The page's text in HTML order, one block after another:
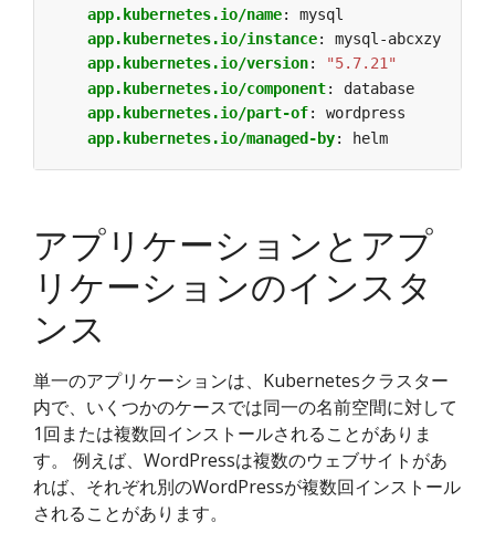
app.kubernetes.io/name:
mysql
app.kubernetes.io/instance:
mysql-abcxzy
app.kubernetes.io/version:
"5.7.21"
app.kubernetes.io/component:
database
app.kubernetes.io/part-of:
wordpress
app.kubernetes.io/managed-by: helm
アプリケーションとアプ
リケーションのインスタ
ンス
単一のアプリケーションは、Kubernetesクラスター
内で、いくつかのケースでは同一の名前空間に対して
1回または複数回インストールされることがありま
す。 例えば、WordPressは複数のウェブサイトがあ
れば、それぞれ別のWordPressが複数回インストール
されることがあります。